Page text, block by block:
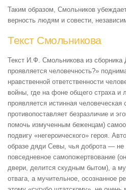
Таким образом, Смольников
верность людям и совести,
Текст Смольникова
Текст И.Ф. Смольникова из
проявляется человечность?»
нравственной ответственности
войны, где на фоне общего страха и
проявляется истинная
противопоставляет безразличие и
помочь измученным беженцам)
подвигу «негероического» героя.
образе дяди Севы, чья доброта — не
повседневное самопожертвование
двери, делится скудным бытом), а
отвага, а мучительное, осознанное